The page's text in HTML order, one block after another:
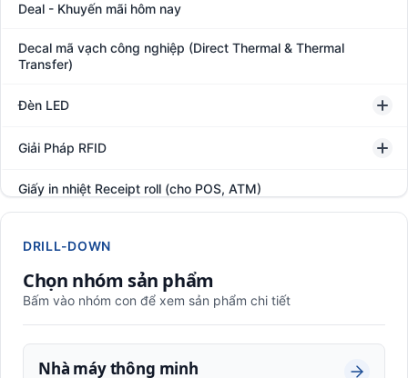
Deal - Khuyến mãi hôm nay
Decal mã vạch công nghiệp (Direct Thermal & Thermal
Transfer)
Đèn LED
Giải Pháp RFID
Giấy in nhiệt Receipt roll (cho POS, ATM)
DRILL-DOWN
Chọn nhóm sản phẩm
Bấm vào nhóm con để xem sản phẩm chi tiết
Nhà máy thông minh